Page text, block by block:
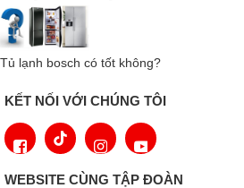
DuoCooling sử dụng hai mạch làm lạnh
đảm bảo không có không khí nào được
và ngăn đông. Thực phẩm không bị khô
nhiều hơn và tận hưởng nhiều hơn.
Tủ lạnh bosch có tốt không?
KẾT NỐI VỚI CHÚNG TÔI
WEBSITE CÙNG TẬP ĐOÀN